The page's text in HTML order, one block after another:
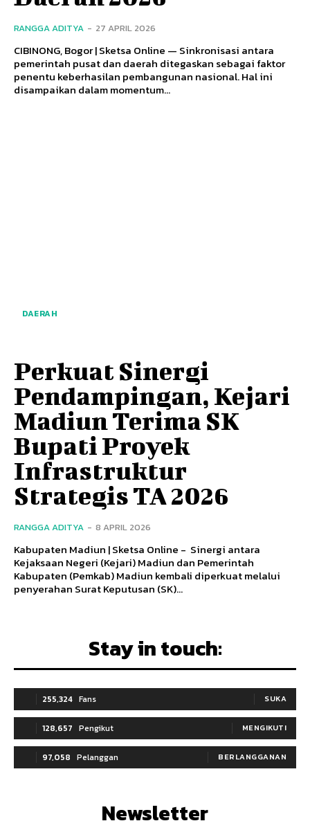
RANGGA ADITYA - 27 APRIL 2026
CIBINONG, Bogor | Sketsa Online — Sinkronisasi antara
pemerintah pusat dan daerah ditegaskan sebagai faktor
penentu keberhasilan pembangunan nasional. Hal ini
disampaikan dalam momentum...
DAERAH
Perkuat Sinergi
Pendampingan, Kejari
Madiun Terima SK
Bupati Proyek
Infrastruktur
Strategis TA 2026
RANGGA ADITYA - 8 APRIL 2026
Kabupaten Madiun | Sketsa Online - Sinergi antara
Kejaksaan Negeri (Kejari) Madiun dan Pemerintah
Kabupaten (Pemkab) Madiun kembali diperkuat melalui
penyerahan Surat Keputusan (SK)...
Stay in touch:
255,324 Fans SUKA
128,657 Pengikut MENGIKUTI
97,058 Pelanggan BERLANGGANAN
Newsletter